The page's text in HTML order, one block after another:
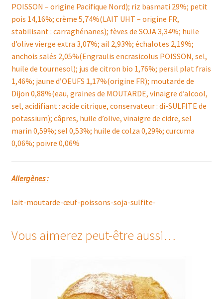
POISSON – origine Pacifique Nord); riz basmati 29%; petit
pois 14,16%; crème 5,74%(LAIT UHT – origine FR,
stabilisant : carraghénanes); fèves de SOJA 3,34%; huile
d’olive vierge extra 3,07%; ail 2,93%; échalotes 2,19%;
anchois salés 2,05%(Engraulis encrasicolus POISSON, sel,
huile de tournesol); jus de citron bio 1,76%; persil plat frais
1,46%; jaune d’OEUFS 1,17%(origine FR); moutarde de
Dijon 0,88%(eau, graines de MOUTARDE, vinaigre d’alcool,
sel, acidifiant : acide citrique, conservateur : di-SULFITE de
potassium); câpres, huile d’olive, vinaigre de cidre, sel
marin 0,59%; sel 0,53%; huile de colza 0,29%; curcuma
0,06%; poivre 0,06%
Allergènes :
lait-moutarde-œuf-poissons-soja-sulfite-
Vous aimerez peut-être aussi…